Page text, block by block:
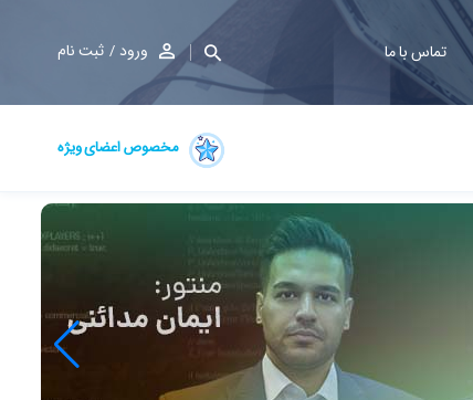
تماس با ما ورود ثبت نام
مخصوص اعضای ویژه